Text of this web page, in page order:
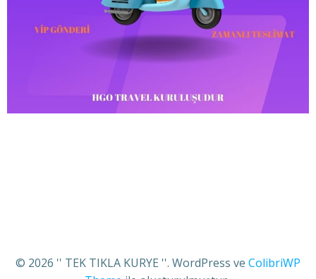
© 2026 '' TEK TIKLA KURYE ''. WordPress ve ColibriWP